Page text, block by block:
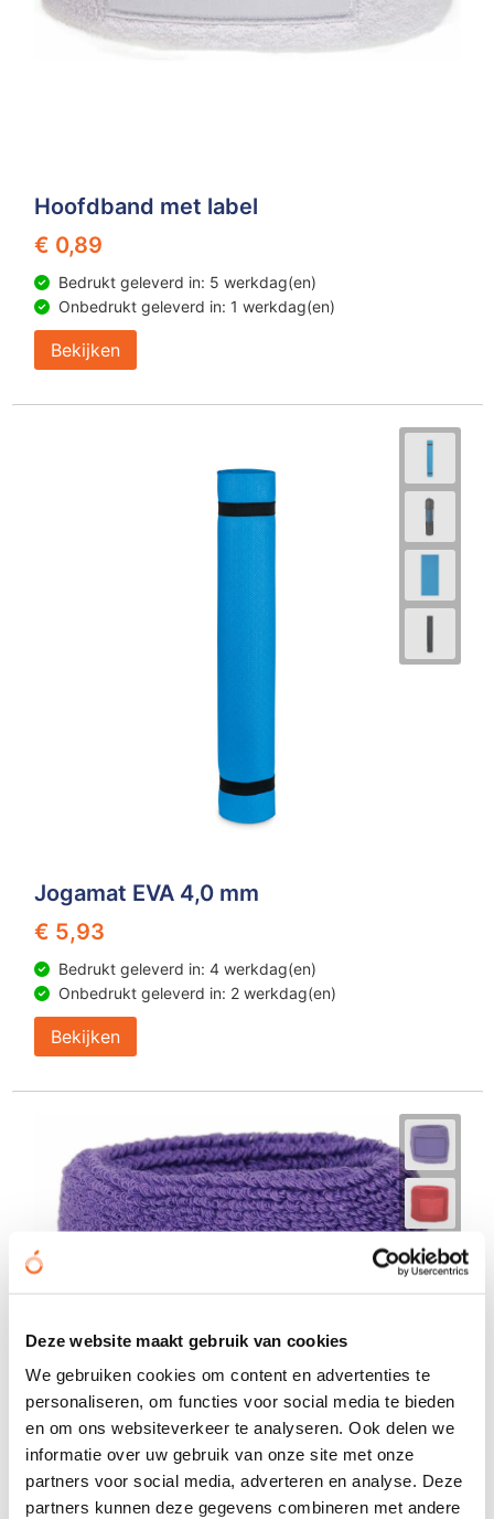
Deze website maakt gebruik van cookies
We gebruiken cookies om content en advertenties te
personaliseren, om functies voor social media te bieden
en om ons websiteverkeer te analyseren. Ook delen we
informatie over uw gebruik van onze site met onze
partners voor social media, adverteren en analyse. Deze
partners kunnen deze gegevens combineren met andere
Hoofdband met label
€ 0,89
Bedrukt geleverd in: 5 werkdag(en)
Onbedrukt geleverd in: 1 werkdag(en)
Bekijken
Jogamat EVA 4,0 mm
€ 5,93
Bedrukt geleverd in: 4 werkdag(en)
Onbedrukt geleverd in: 2 werkdag(en)
Bekijken